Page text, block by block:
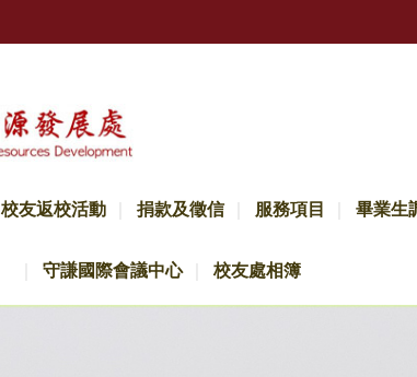
校友返校活動 捐款及徵信 服務項目 畢業生
守謙國際會議中心 校友處相簿